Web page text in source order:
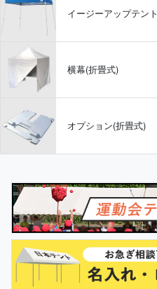
イージーアップテント
横幕(折畳式)
オプション(折畳式)